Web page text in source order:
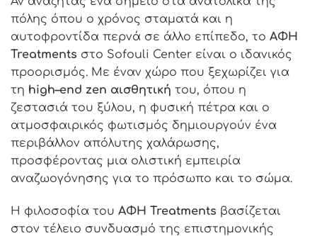
πόλης όπου ο χρόνος σταματά και η
αυτοφροντίδα περνά σε άλλο επίπεδο, το ΑΦΗ
Treatments στο Sofouli Center είναι ο ιδανικός
προορισμός. Με έναν χώρο που ξεχωρίζει για
τη high–end zen αισθητική του, όπου η
ζεστασιά του ξύλου, η φυσική πέτρα και ο
ατμοσφαιρικός φωτισμός δημιουργούν ένα
περιβάλλον απόλυτης χαλάρωσης,
προσφέροντας μια ολιστική εμπειρία
αναζωογόνησης για το πρόσωπο και το σώμα.
Η φιλοσοφία του ΑΦΗ Treatments βασίζεται
στον τέλειο συνδυασμό της επιστημονικής